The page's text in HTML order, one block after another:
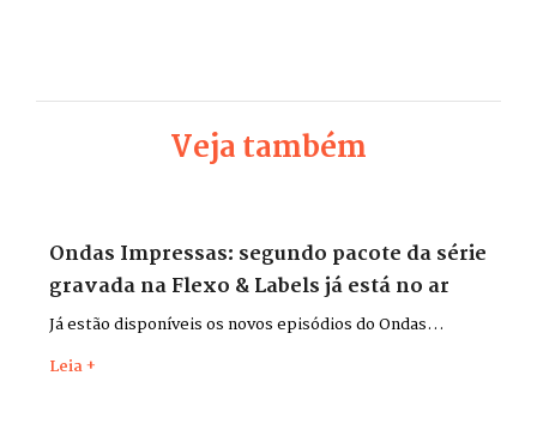
Veja também
Ondas Impressas: segundo pacote da série
gravada na Flexo & Labels já está no ar
Já estão disponíveis os novos episódios do Ondas
Pack 2026, que aconteceu entre os dias 26 e 29 de maio,
Leia +